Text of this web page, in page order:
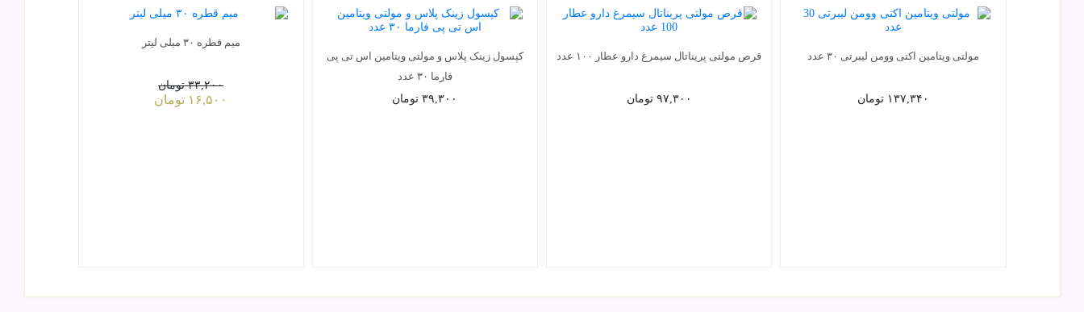
مولتی ویتامین اکتی وومن لیبرتی ۳۰ عدد
۱۳۷,۳۴۰ تومان
قرص مولتی پریناتال سیمرغ دارو عطار ۱۰۰ عدد
۹۷,۳۰۰ تومان
کپسول زینک پلاس و مولتی ویتامین اس تی پی
فارما ۳۰ عدد
۳۹,۳۰۰تومان
میم قطره ۳۰ میلی لیتر
۳۳,۲۰۰تومان
۱۶,۵۰۰ تومان